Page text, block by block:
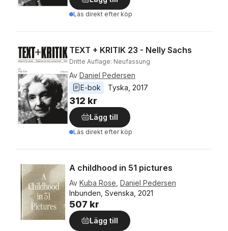
Läs direkt efter köp
TEXT + KRITIK 23 - Nelly Sachs
Dritte Auflage: Neufassung
Av Daniel Pedersen
E-bok
Tyska 2017
312 kr
Lägg till
Läs direkt efter köp
A childhood in 51 pictures
Av Kuba Rose Daniel Pedersen
Inbunden, Svenska, 2021
507 kr
Lägg till